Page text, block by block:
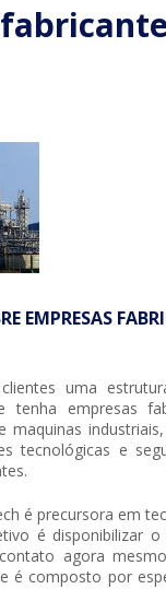
EMPRESAS
uma
tenha empresas
maquinas industriais
tecnológicas e
é precursora em
é disponibilizar
agora
é composto por